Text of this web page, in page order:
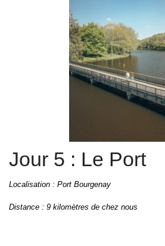
Jour 5 : Le Port
Localisation : Port Bourgenay
Distance : 9 kilomètres de chez nous